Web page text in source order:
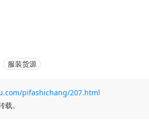
服装货源
pifashichang/207.html
。